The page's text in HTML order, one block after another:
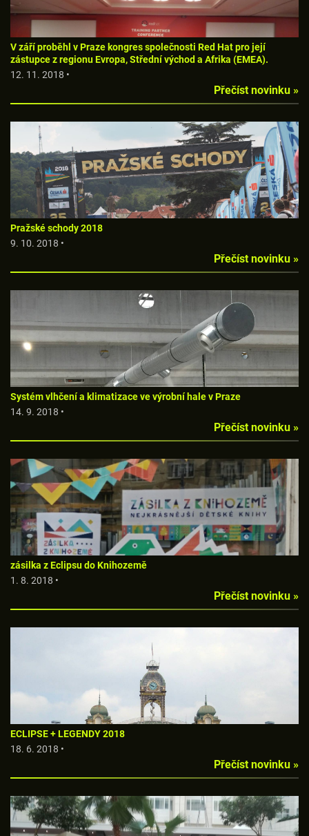
V září proběhl v Praze kongres společnosti Red Hat pro její
zástupce z regionu Evropa, Střední východ a Afrika (EMEA).
12. 11. 2018 •
Přečíst novinku »
Pražské schody 2018
9. 10. 2018 •
Přečíst novinku »
Systém vlhčení a klimatizace ve výrobní hale v Praze
14. 9. 2018 •
Přečíst novinku »
zásilka z Eclipsu do Knihozemě
1. 8. 2018 •
Přečíst novinku »
ECLIPSE + LEGENDY 2018
18. 6. 2018 •
Přečíst novinku »